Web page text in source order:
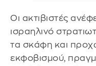
Οι ακτιβιστές
ισραηλινό
τα σκάφη και
εκφοβισμού,